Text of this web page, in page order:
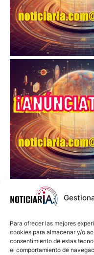
Para ofrecer las mejores
cookies para almacenar y/o
consentimiento de estas
el comportamiento de